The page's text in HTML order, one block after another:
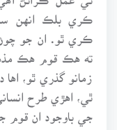
ڪري بلڪ انهن
ڪري ٿو. ان جو چوڻ
ته هڪ قوم هڪ
زمانو گذري ٿو،
ٿي، اهڙي طرح
جي باوجود ان